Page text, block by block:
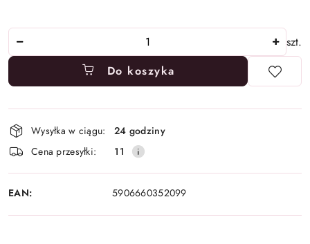
szt.
Do koszyka
Dostępność
i
dostawa
Wysyłka w ciągu:
24 godziny
Cena przesyłki:
11
EAN: 5906660352099